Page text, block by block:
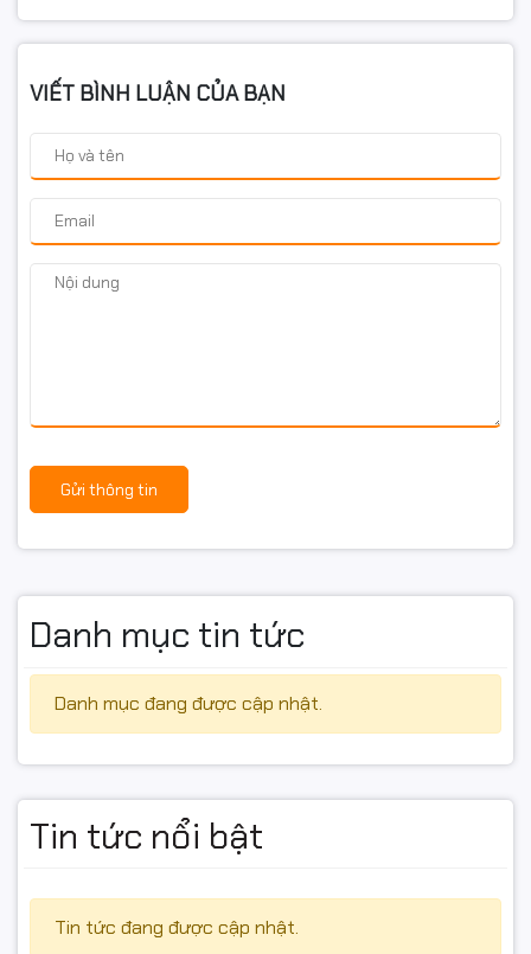
VIẾT BÌNH LUẬN CỦA BẠN
Gửi thông tin
Danh mục tin tức
Danh mục đang được cập nhật.
Tin tức nổi bật
Tin tức đang được cập nhật.